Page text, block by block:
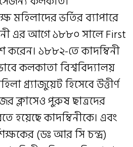
মহিলাদের ভর্তির ব্যাপারে
এর আগে ১৮৮০ সালে First
করেন। ১৮৮২-তে কাদম্বিনী
কলকাতা বিশ্ববিদ্যালয়
গ্র্যাজুয়েট হিসেবে উত্তীর্ণ
ক্লাসেও পুরুষ ছাত্রদের
হয়েছে কাদম্বিনীকে। এবং
(ডঃ আর সি চন্দ্র)